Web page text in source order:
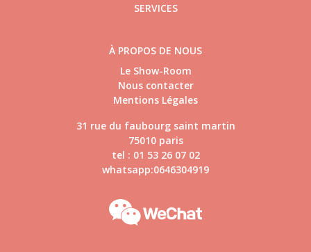
SERVICES
À PROPOS DE NOUS
Le Show-Room
Nous contacter
Mentions Légales
31 rue du faubourg saint martin
75010 paris
tel : 01 53 26 07 02
whatsapp:0646304919